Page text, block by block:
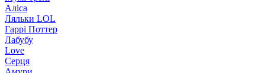
Аліса
Ляльки LOL
Гаррі Поттер
Лабубу
Love
Серця